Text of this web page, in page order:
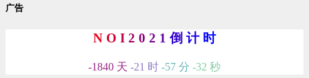
广告
N O I 2 0 2 1 倒 计 时
-1840 天 -21 时 -57 分 -33 秒